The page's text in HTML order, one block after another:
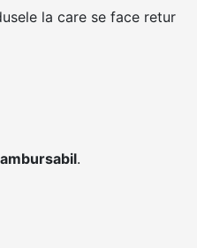
la care se face retur
.